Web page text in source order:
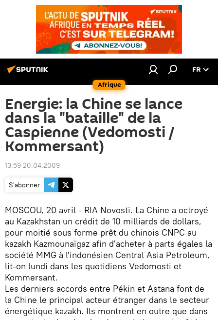
Afrique
FR
Energie: la Chine se lance
dans la "bataille" de la
Caspienne (Vedomosti /
Kommersant)
13:59 20.04.2009
S'abonner
MOSCOU, 20 avril - RIA Novosti. La Chine a octroyé
au Kazakhstan un crédit de 10 milliards de dollars,
pour moitié sous forme prêt du chinois CNPC au
kazakh Kazmounaïgaz afin d'acheter à parts égales la
société MMG à l'indonésien Central Asia Petroleum,
lit-on lundi dans les quotidiens Vedomosti et
Kommersant.
Les derniers accords entre Pékin et Astana font de
la Chine le principal acteur étranger dans le secteur
énergétique kazakh. Ils montrent en outre que dans